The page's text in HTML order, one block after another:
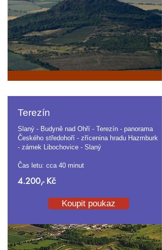
Terezín
Slaný - Budyně nad Ohří - Terezín - panorama
Českého středohoří - zřícenina hradu Hazmburk
- zámek Libochovice - Slaný
Čas letu: cca 40 minut
4.200,- Kč
Koupit poukaz